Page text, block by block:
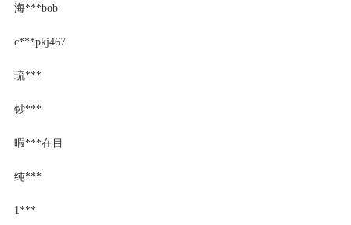
海***bob
c***pkj467
琉***
钞***
暇***在目
纯***.
1***